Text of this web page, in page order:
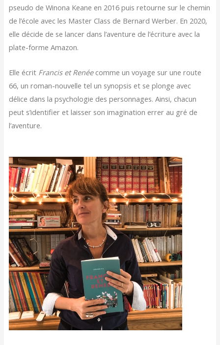
pseudo de Winona Keane en 2016 puis retourne sur le chemin
de l’école avec les Master Class de Bernard Werber. En 2020,
elle décide de se lancer dans l’aventure de l’écriture avec la
plate-forme Amazon.
Elle écrit Francis et Renéecomme un voyage sur une route
66, un roman-nouvelle tel un synopsis et se plonge avec
délice dans la psychologie des personnages. Ainsi, chacun
peut s’identifier et laisser son imagination errer au gré de
l’aventure.